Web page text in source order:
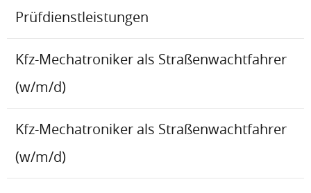
Prüfdienstleistungen
Kfz-Mechatroniker als Straßenwachtfahrer
(w/m/d)
Kfz-Mechatroniker als Straßenwachtfahrer
(w/m/d)